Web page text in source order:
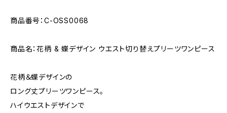
商品番号：C-OSS0068
商品名：花柄 & 蝶デザイン ウエスト切り替えプリーツワンピース
花柄＆蝶デザインの
ロング丈プリーツワンピース。
ハイウエストデザインで